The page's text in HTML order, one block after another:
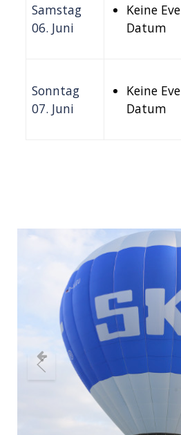
Samstag
06. Juni
Keine
Datum
Sonntag
07. Juni
Keine
Datum